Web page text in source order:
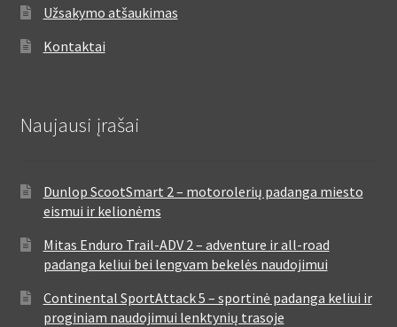
Užsakymo atšaukimas
Kontaktai
Naujausi įrašai
Dunlop ScootSmart 2 – motorolerių padanga miesto
eismui ir kelionėms
Mitas Enduro Trail-ADV 2 – adventure ir all-road
padanga keliui bei lengvam bekelės naudojimui
Continental SportAttack 5 – sportinė padanga keliui ir
proginiam naudojimui lenktynių trasoje